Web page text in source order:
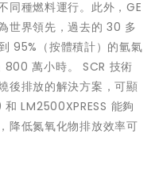
同種燃料運行。此外，GE
世界領先，過去的 30 多
95%（按體積計）的氫氣
800 萬小時。 SCR 技術
後排放的解決方案，可顯
LM2500XPRESS 能夠
降低氮氧化物排放效率可